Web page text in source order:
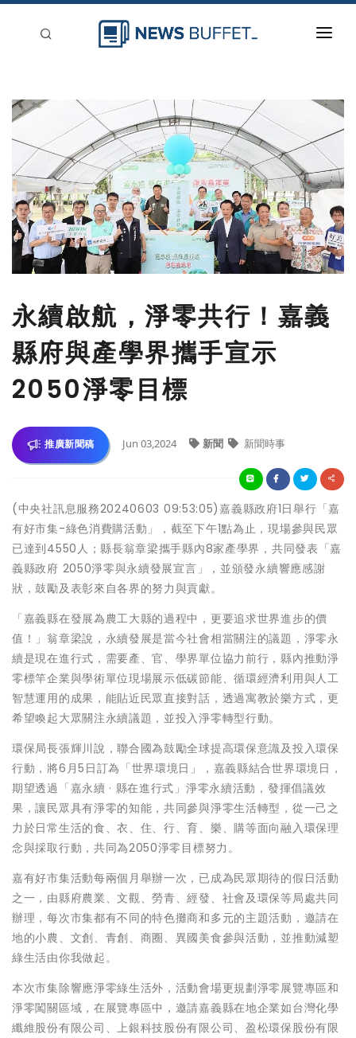
新聞稿分類
登入
刊登
永續啟航，淨零共行！嘉義
縣府與產學界攜手宣示
2050淨零目標
推廣新聞稿 Jun 03,2024 新聞 新聞時事
(中央社訊息服務20240603 09:53:05)嘉義縣政府1日舉行「嘉
有好市集-綠色消費購活動」，截至下午1點為止，現場參與民眾
已達到4550人；縣長翁章梁攜手縣內8家產學界，共同發表「嘉
義縣政府 2050淨零與永續發展宣言」，並頒發永續響應感謝
狀，鼓勵及表彰來自各界的努力與貢獻。
「嘉義縣在發展為農工大縣的過程中，更要追求世界進步的價
值！」翁章梁說，永續發展是當今社會相當關注的議題，淨零永
續是現在進行式，需要產、官、學界單位協力前行，縣內推動淨
零標竿企業與學術單位現場展示低碳節能、循環經濟利用與人工
智慧運用的成果，能貼近民眾直接對話，透過寓教於樂方式，更
希望喚起大眾關注永續議題，並投入淨零轉型行動。
環保局長張輝川說，聯合國為鼓勵全球提高環保意識及投入環保
行動，將6月5日訂為「世界環境日」，嘉義縣結合世界環境日，
期望透過「嘉永續 · 縣在進行式」淨零永續活動，發揮倡議效
果，讓民眾具有淨零的知能，共同參與淨零生活轉型，從一己之
力於日常生活的食、衣、住、行、育、樂、購等面向融入環保理
念與採取行動，共同為2050淨零目標努力。
嘉有好市集活動每兩個月舉辦一次，已成為民眾期待的假日活動
之一，由縣府農業、文觀、勞青、經發、社會及環保等局處共同
辦理，每次市集都有不同的特色攤商和多元的主題活動，邀請在
地的小農、文創、青創、商圈、異國美食參與活動，並推動減塑
綠生活由你我做起。
本次市集除響應淨零綠生活外，活動會場更規劃淨零展覽專區和
淨零闖關區域，在展覽專區中，邀請嘉義縣在地企業如台灣化學
纖維股份有限公司、上銀科技股份有限公司、盈松環保股份有限